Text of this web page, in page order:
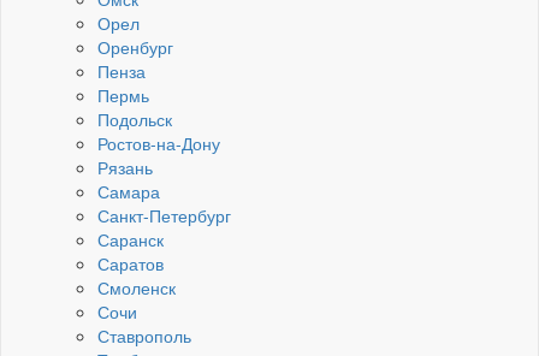
Орел
Оренбург
Пенза
Пермь
Подольск
Ростов-на-Дону
Рязань
Самара
Санкт-Петербург
Саранск
Саратов
Смоленск
Сочи
Ставрополь